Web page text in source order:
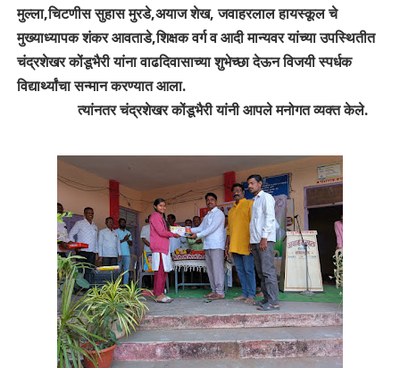
मुल्ला,चिटणीस सुहास मुरडे,अयाज शेख, जवाहरलाल हायस्कूल चे
मुख्याध्यापक शंकर आवताडे,शिक्षक वर्ग व आदी मान्यवर यांच्या उपस्थितीत
चंद्रशेखर कोंडूभैरी यांना वाढदिवासाच्या शुभेच्छा देऊन विजयी स्पर्धक
विद्यार्थ्यांचा सन्मान करण्यात आला.
त्यांनतर चंद्रशेखर कोंडूभैरी यांनी आपले मनोगत व्यक्त केले.